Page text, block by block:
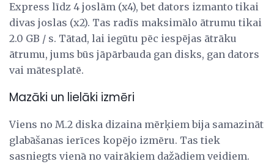
Express līdz 4 joslām (x4), bet dators izmanto tikai
divas joslas (x2). Tas radīs maksimālo ātrumu tikai
2.0 GB / s. Tātad, lai iegūtu pēc iespējas ātrāku
ātrumu, jums būs jāpārbauda gan disks, gan dators
vai mātesplatē.
Mazāki un lielāki izmēri
Viens no M.2 diska dizaina mērķiem bija samazināt
glabāšanas ierīces kopējo izmēru. Tas tiek
sasniegts vienā no vairākiem dažādiem veidiem.